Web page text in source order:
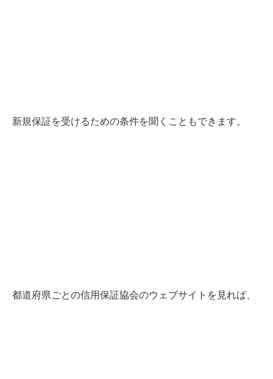
新規保証を受けるための条件を聞くこともできます。
都道府県ごとの信用保証協会のウェブサイトを見れば、